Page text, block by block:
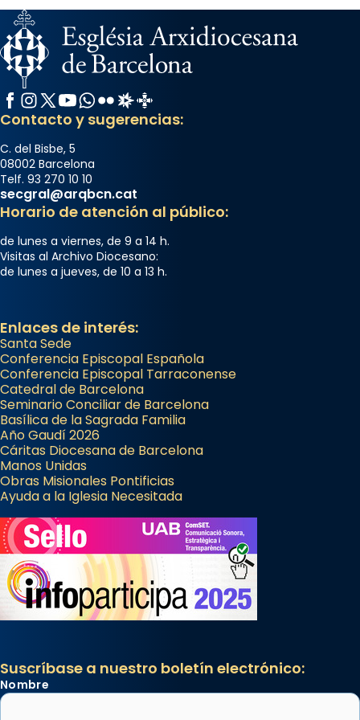
Arquebisbat de Barcelona
2 weeks ago
Memòria de les santes Juliana i
Semproniana, verges i màrtirs.
Acompanyant la història de sant Cugat, a
partir de l’Edat Mitjana sorgeix la tradició
que les santes Juliana (“relatiu a Júlia”) i
Semproniana (“relatiu a Semprònia =
eterna”) són deixebles seves. I l’any 1667, el
frare Joan Gaspar Roig, afirma en una obra
que les santes són filles de l’antiga Iluro.
Mataró en reivindicarà les relíq
...Ver más
Share
Facebook
Instagram
X / Twitter
YouTube
WhatsApp
FlickrRadio Estel
Catalunya Cristiana
Contacto y sugerencias:
C. del Bisbe, 5
08002 Barcelona
Telf. 93 270 10 10
secgral@arqbcn.cat
Horario de atención al público:
de lunes a viernes, de 9 a 14 h.
Visitas al Archivo Diocesano:
de lunes a jueves, de 10 a 13 h.
Enlaces de interés:
Santa Sede
Conferencia Episcopal Española
Conferencia Episcopal Tarraconense
Catedral de Barcelona
Seminario Conciliar de Barcelona
Basílica de la Sagrada Familia
Año Gaudí 2026
Cáritas Diocesana de Barcelona
Manos Unidas
Obras Misionales Pontificias
Ayuda a la Iglesia Necesitada
Suscríbase a nuestro boletín electrónico:
Nombre